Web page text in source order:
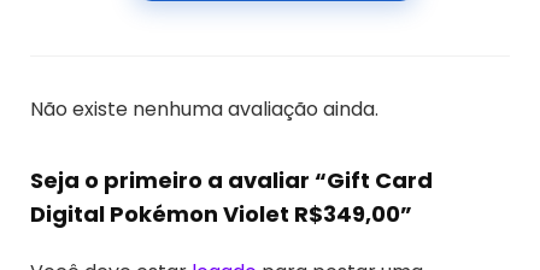
Não existe nenhuma avaliação ainda.
Seja o primeiro a avaliar “Gift Card
Digital Pokémon Violet R$349,00”